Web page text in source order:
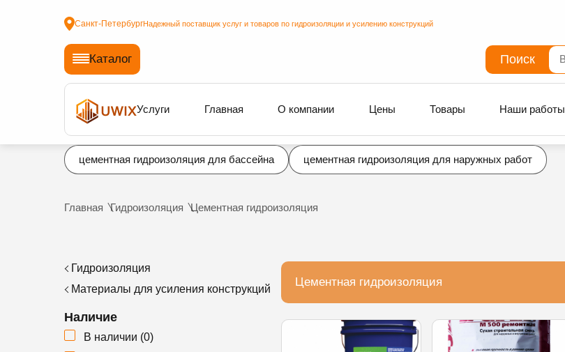
Санкт-ПетербургНадежный поставщик услуг и товаров по гидроизоляции и усилению конструкций
Каталог Поиск
Услуги Главная О компании Цены Товары Наши работы
цементная гидроизоляция для бассейна цементная гидроизоляция для наружных работ
Главная Гидроизоляция Цементная гидроизоляция
Гидроизоляция
Материалы для усиления конструкций
Наличие
В наличии (0)
Цементная гидроизоляция